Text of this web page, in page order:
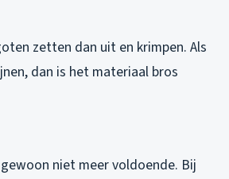
zetten dan uit en krimpen. Als
dan is het materiaal bros
niet meer voldoende. Bij